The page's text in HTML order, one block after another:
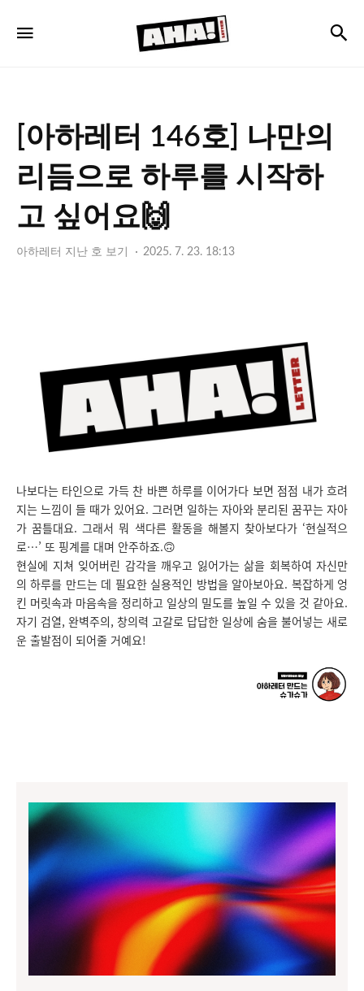
아
하
[아하레터 146호] 나만의
리듬으로 하루를 시작하
고 싶어요🙌
아하레터 지난 호 보기 2025. 7. 23. 18:13
나보다는 타인으로 가득 찬 바쁜 하루를 이어가다 보면 점점 내가 흐려
지는 느낌이 들 때가 있어요. 그러면 일하는 자아와 분리된 꿈꾸는 자아
가 꿈틀대요. 그래서 뭐 색다른 활동을 해볼지 찾아보다가 ‘현실적으
로…’ 또 핑계를 대며 안주하죠.🙃
현실에 지쳐 잊어버린 감각을 깨우고 잃어가는 삶을 회복하여 자신만
의 하루를 만드는 데 필요한 실용적인 방법을 알아보아요. 복잡하게 엉
킨 머릿속과 마음속을 정리하고 일상의 밀도를 높일 수 있을 것 같아요.
자기 검열, 완벽주의, 창의력 고갈로 답답한 일상에 숨을 불어넣는 새로
운 출발점이 되어줄 거예요!